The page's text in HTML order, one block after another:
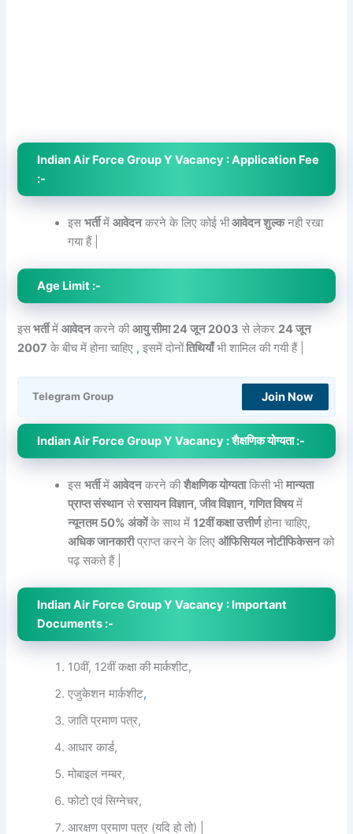
Indian Air Force Group Y Vacancy : Application Fee
:-
इसभर्तीमेंआवेदनकरने के लिए कोई भीआवेदन शुल्कनही रखा
गया हैं |
Age Limit :-
इसभर्तीमेंआवेदनकरने कीआयु सीमा 24 जून 2003 से लेकर 24 जून
2007 के बीच में होना चाहिए , इसमें दोनोंतिथियाँभी शामिल की गयी हैं |
Telegram Group Join Now
Indian Air Force Group Y Vacancy : शैक्षणिक योग्यता :-
इसभर्तीमेंआवेदनकरने कीशैक्षणिक योग्यताकिसी भीमान्यता
प्राप्त संस्थानसेरसायन विज्ञान, जीव विज्ञान, गणित विषयमें
न्यूनतम 50% अंकोंके साथ में12वीं कक्षा उत्तीर्णहोना चाहिए,
अधिक जानकारीप्राप्त करने के लिएऑफिसियल नोटीफिकेसनको
पढ़ सकते हैं |
Indian Air Force Group Y Vacancy : Important
Documents :-
10वीं, 12वीं कक्षा की मार्कशीट,
एजुकेशन मार्कशीट,
जाति प्रमाण पत्र,
आधार कार्ड,
मोबाइल नम्बर,
फोटो एवं सिग्नेचर,
आरक्षण प्रमाण पत्र (यदि हो तो) |